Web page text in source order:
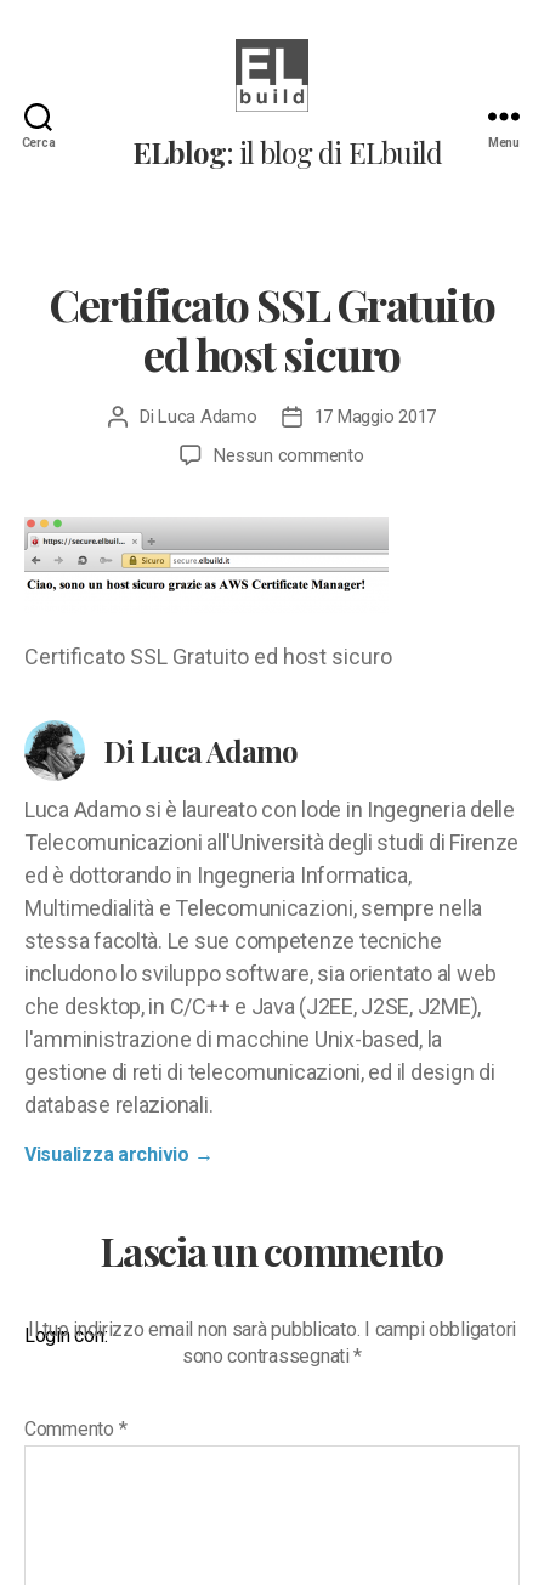
Cerca
Il
blog
ELblog: il blog di ELbuild Menu
Certificato SSL Gratuito
ed host sicuro
Autore
DiLuca Adamo
Data
dell'articolo
17 Maggio 2017
Nessun commentosu
ed
host
Certificato SSL Gratuito ed host sicuro
Di Luca Adamo
Luca Adamo si è laureato con lode in Ingegneria delle
Telecomunicazioni all'Università degli studi di Firenze
ed è dottorando in Ingegneria Informatica,
Multimedialità e Telecomunicazioni, sempre nella
stessa facoltà. Le sue competenze tecniche
includono lo sviluppo software, sia orientato al web
che desktop, in C/C++ e Java (J2EE, J2SE, J2ME),
l'amministrazione di macchine Unix-based, la
gestione di reti di telecomunicazioni, ed il design di
database relazionali.
Visualizza archivio →
Lascia un commento
Login con:
Il tuo indirizzo email non sarà pubblicato. I campi obbligatori
sono contrassegnati*
Commento *